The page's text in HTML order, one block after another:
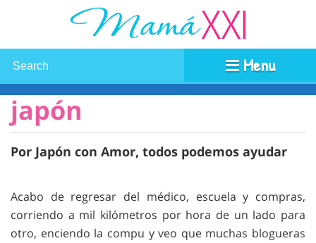
Menu
japón
Por Japón con Amor, todos podemos ayudar
Acabo de regresar del médico, escuela y compras,
corriendo a mil kilómetros por hora de un lado para
otro, enciendo la compu y veo que muchas blogueras